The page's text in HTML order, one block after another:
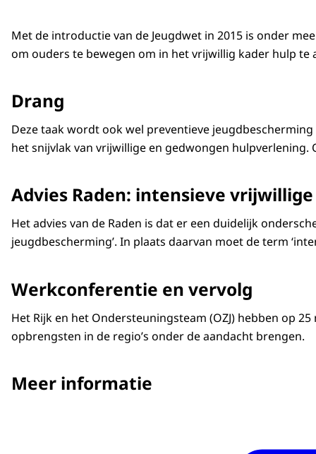
Met de introductie van de Jeugdwet in 2015 is onder
om ouders te bewegen om in het vrijwillig kader hulp te
Drang
Deze taak wordt ook wel preventieve
het snijvlak van vrijwillige en gedwongen
Advies Raden: intensieve
Het advies van de Raden is dat er een duidelijk
jeugdbescherming’. In plaats daarvan moet de term
Werkconferentie en vervolg
Het Rijk en het Ondersteuningsteam (OZJ) hebben op
opbrengsten in de regio’s onder de aandacht brengen.
Meer informatie